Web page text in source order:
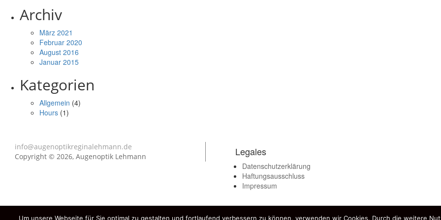
Archiv
März 2021
Februar 2020
August 2016
Januar 2015
Kategorien
Allgemein (4)
Hours (1)
info@augenoptikreginalehmann.de
Copyright © 2026, Augenoptik Lehmann
Legales
Datenschutzerklärung
Haftungsausschluss
Impressum
Um unsere Webseite für Sie optimal zu gestalten und fortlaufend verbessern zu können, verwenden wir Cookies. Durch die weitere